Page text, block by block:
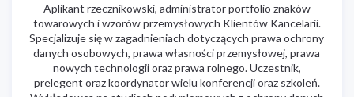
Aplikant rzecznikowski, administrator portfolio znaków
towarowych i wzorów przemysłowych Klientów Kancelarii.
Specjalizuje się w zagadnieniach dotyczących prawa ochrony
danych osobowych, prawa własności przemysłowej, prawa
nowych technologii oraz prawa rolnego. Uczestnik,
prelegent oraz koordynator wielu konferencji oraz szkoleń.